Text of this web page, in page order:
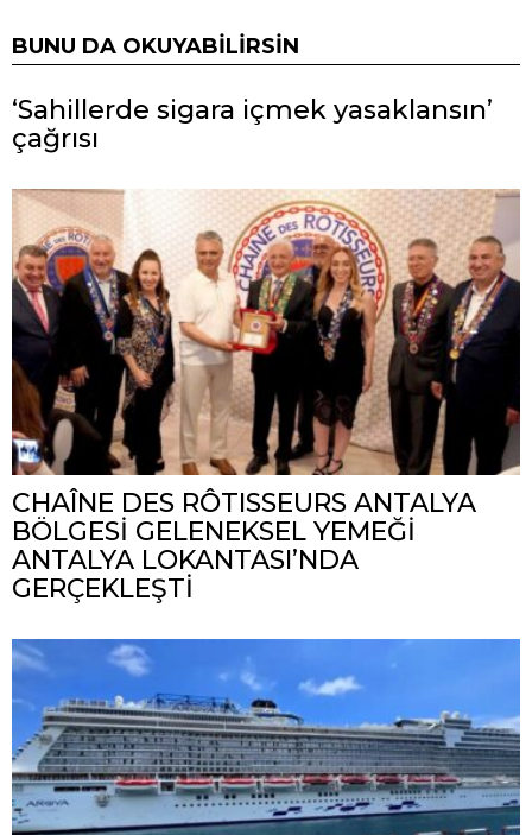
BUNU DA OKUYABILIRSIN
‘Sahillerde sigara içmek yasaklansın’
çağrısı
CHAÎNE DES RÔTISSEURS ANTALYA
BÖLGESİ GELENEKSEL YEMEĞİ
ANTALYA LOKANTASI’NDA
GERÇEKLEŞTİ